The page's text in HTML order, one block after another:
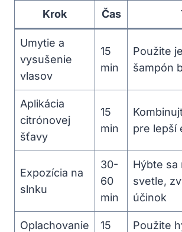
Krok Čas
Umytie a
vysušenie
vlasov
15
min
Použite
šampón
Aplikácia
citrónovej
šťavy
15
min
pre lepší
Expozícia na
slnku
30-
60
min
Hýbte sa
svetle,
účinok
Oplachovanie
15
Použite